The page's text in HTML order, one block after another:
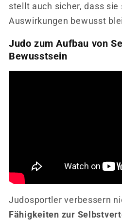
stellt auch sicher, dass
Auswirkungen bewusst
Judo zum Aufbau von
Bewusstsein
Judosportler verbessern
Fähigkeiten zur